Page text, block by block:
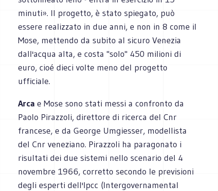
minuti». Il progetto, è stato spiegato, può
essere realizzato in due anni, e non in 8 come il
Mose, mettendo da subito al sicuro Venezia
dall'acqua alta, e costa "solo" 450 milioni di
euro, cioé dieci volte meno del progetto
ufficiale.
Arca e Mose sono stati messi a confronto da
Paolo Pirazzoli, direttore di ricerca del Cnr
francese, e da George Umgiesser, modellista
del Cnr veneziano. Pirazzoli ha paragonato i
risultati dei due sistemi nello scenario del 4
novembre 1966, corretto secondo le previsioni
degli esperti dell'Ipcc (Intergovernamental